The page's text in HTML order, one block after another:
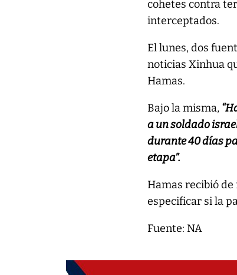
cohetes contra
interceptados.
El lunes, dos
noticias Xinhua
Hamas.
Bajo la misma,
a un soldado
durante 40 días
etapa”.
Hamas recibió
especificar si la
Fuente: NA